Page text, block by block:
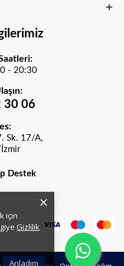
için
Gizlilik
Anladım
- 20:30
30 06
Sk. 17/A,
Destek